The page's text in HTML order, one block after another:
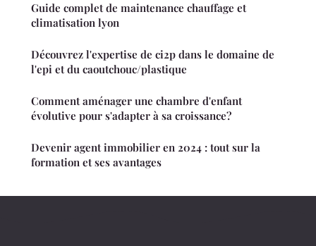
Guide complet de maintenance chauffage et
climatisation lyon
Découvrez l'expertise de ci2p dans le domaine de
l'epi et du caoutchouc/plastique
Comment aménager une chambre d'enfant
évolutive pour s'adapter à sa croissance?
Devenir agent immobilier en 2024 : tout sur la
formation et ses avantages